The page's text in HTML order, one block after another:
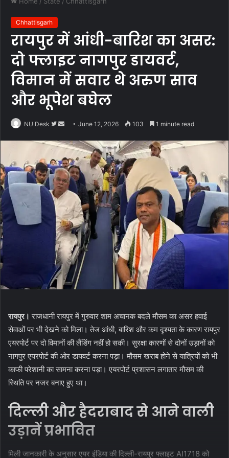
Chhattisgarh
रायपुर में आंधी-बारिश का असर:
दो फ्लाइट नागपुर डायवर्ट,
विमान में सवार थे अरुण साव
और भूपेश बघेल
NU Desk
Follow
Twitter
Send
email
June 12, 2026 103 1 minute read
रायपुर। राजधानी रायपुर में गुरुवार शाम अचानक बदले मौसम का असर हवाई
सेवाओं पर भी देखने को मिला। तेज आंधी, बारिश और कम दृश्यता के कारण रायपुर
एयरपोर्ट पर दो विमानों की लैंडिंग नहीं हो सकी। सुरक्षा कारणों से दोनों उड़ानों को
नागपुर एयरपोर्ट की ओर डायवर्ट करना पड़ा। मौसम खराब होने से यात्रियों को भी
काफी परेशानी का सामना करना पड़ा। एयरपोर्ट प्रशासन लगातार मौसम की
स्थिति पर नजर बनाए हुए था।
दिल्ली और हैदराबाद से आने वाली
उड़ानें प्रभावित
मिली जानकारी के अनुसार एयर इंडिया की दिल्ली-रायपुर फ्लाइट AI1718 को